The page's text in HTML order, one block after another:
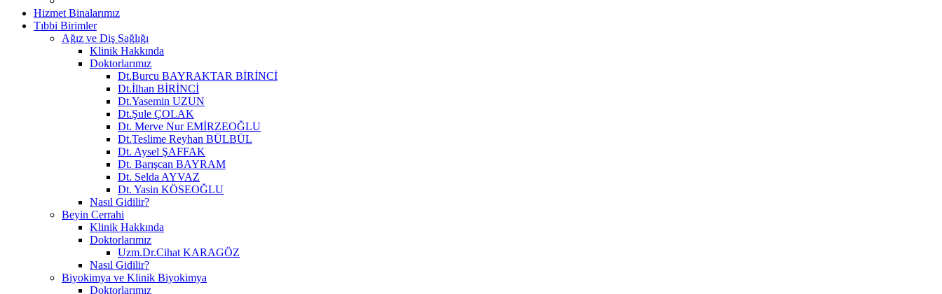
Hizmet Binalarımız
Tıbbi Birimler
Ağız ve Diş Sağlığı
Klinik Hakkında
Doktorlarımız
Dt.Burcu BAYRAKTAR BİRİNCİ
Dt.İlhan BİRİNCİ
Dt.Yasemin UZUN
Dt.Şule ÇOLAK
Dt. Merve Nur EMİRZEOĞLU
Dt.Teslime Reyhan BÜLBÜL
Dt. Aysel ŞAFFAK
Dt. Barışcan BAYRAM
Dt. Selda AYVAZ
Dt. Yasin KÖSEOĞLU
Nasıl Gidilir?
Beyin Cerrahi
Klinik Hakkında
Doktorlarımız
Uzm.Dr.Cihat KARAGÖZ
Nasıl Gidilir?
Biyokimya ve Klinik Biyokimya
Doktorlarımız